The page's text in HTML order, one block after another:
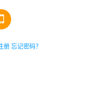
册忘记密码？